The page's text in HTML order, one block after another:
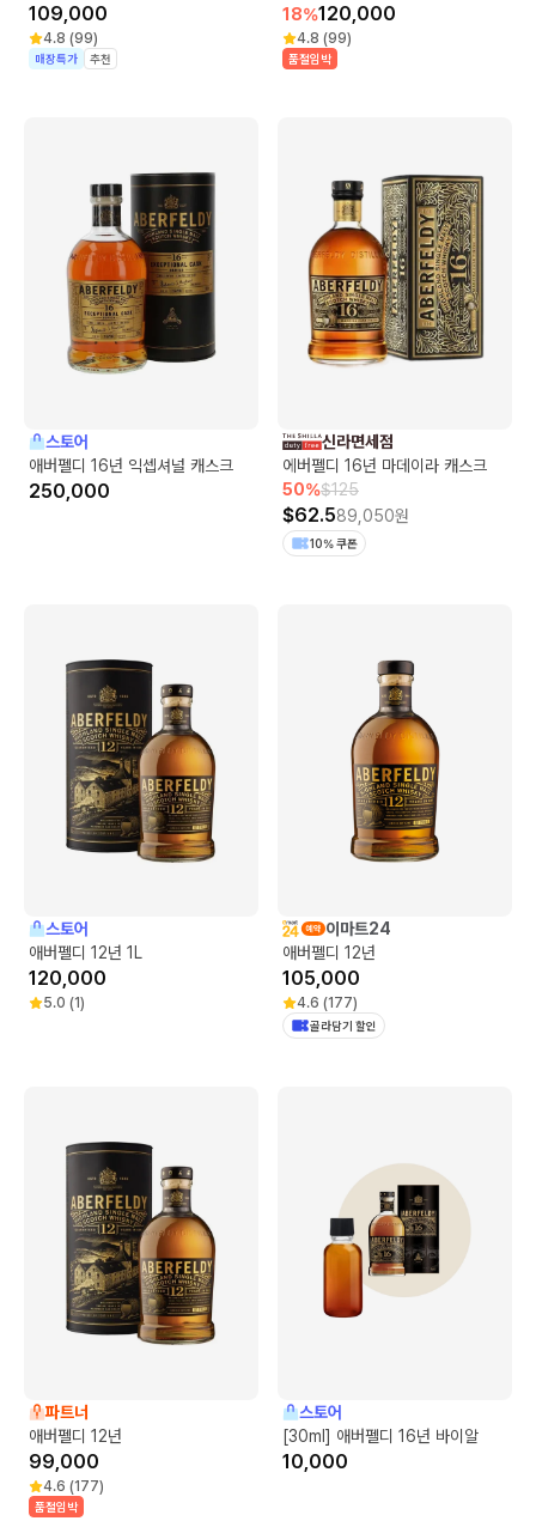
109,000
4.8 (99)
매장특가 추천
18%120,000
4.8 (99)
품절임박
스토어
애버펠디 16년 익셉셔널 캐스크
250,000
신라면세점
에버펠디 16년 마데이라 캐스크
50%$125
$62.589,050원
10% 쿠폰
스토어
애버펠디 12년 1L
120,000
5.0 (1)
이마트24
애버펠디 12년
105,000
4.6 (177)
골라담기 할인
파트너
애버펠디 12년
99,000
4.6 (177)
품절임박
스토어
[30ml] 애버펠디 16년 바이알
10,000